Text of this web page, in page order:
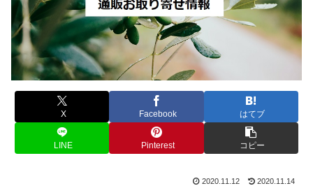
X Facebook はてブ
LINE Pinterest コピー
2020.11.12 2020.11.14